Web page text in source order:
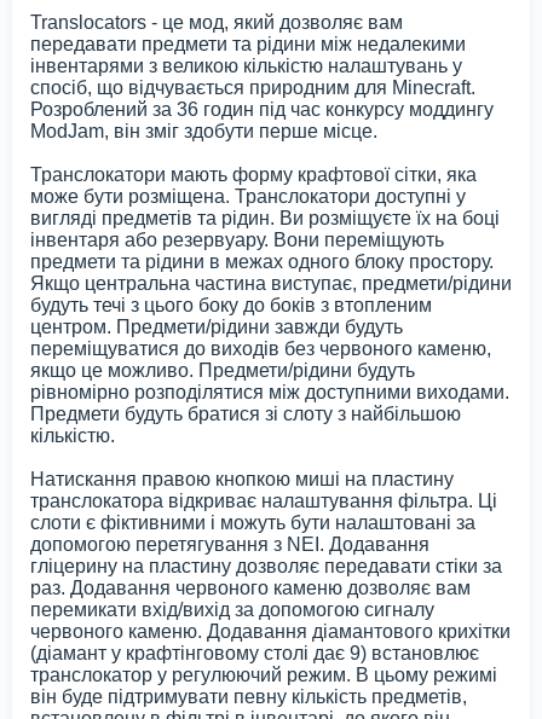
Translocators - це мод, який дозволяє вам
передавати предмети та рідини між недалекими
інвентарями з великою кількістю налаштувань у
спосіб, що відчувається природним для Minecraft.
Розроблений за 36 годин під час конкурсу моддингу
ModJam, він зміг здобути перше місце.
Транслокатори мають форму крафтової сітки, яка
може бути розміщена. Транслокатори доступні у
вигляді предметів та рідин. Ви розміщуєте їх на боці
інвентаря або резервуару. Вони переміщують
предмети та рідини в межах одного блоку простору.
Якщо центральна частина виступає, предмети/рідини
будуть течі з цього боку до боків з втопленим
центром. Предмети/рідини завжди будуть
переміщуватися до виходів без червоного каменю,
якщо це можливо. Предмети/рідини будуть
рівномірно розподілятися між доступними виходами.
Предмети будуть братися зі слоту з найбільшою
кількістю.
Натискання правою кнопкою миші на пластину
транслокатора відкриває налаштування фільтра. Ці
слоти є фіктивними і можуть бути налаштовані за
допомогою перетягування з NEI. Додавання
гліцерину на пластину дозволяє передавати стіки за
раз. Додавання червоного каменю дозволяє вам
перемикати вхід/вихід за допомогою сигналу
червоного каменю. Додавання діамантового крихітки
(діамант у крафтінговому столі дає 9) встановлює
транслокатор у регулюючий режим. В цьому режимі
він буде підтримувати певну кількість предметів,